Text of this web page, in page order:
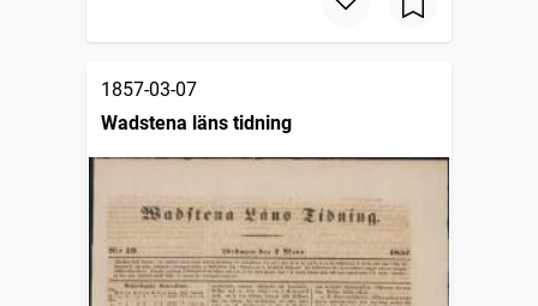
1857-03-07
Wadstena läns tidning